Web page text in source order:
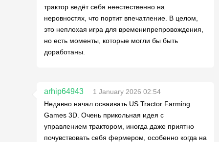
трактор ведёт себя неестественно на
неровностях, что портит впечатление. В целом,
это неплохая игра для временипрепровождения,
но есть моменты, которые могли бы быть
доработаны.
arhip64943
1 January 2026 02:54
Недавно начал осваивать US Tractor Farming
Games 3D. Очень прикольная идея с
управлением трактором, иногда даже приятно
почувствовать себя фермером, особенно когда на